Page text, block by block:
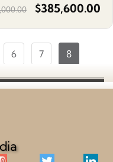
$385,600.00
6 7 8